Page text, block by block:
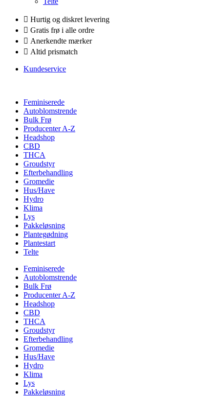
Hurtig og diskret levering
Gratis frø i alle ordre
Anerkendte mærker
Altid prismatch
Kundeservice
Feminiserede
Autoblomstrende
Bulk Frø
Producenter A-Z
Headshop
CBD
THCA
Groudstyr
Efterbehandling
Gromedie
Hus/Have
Hydro
Klima
Lys
Pakkeløsning
Plantegødning
Plantestart
Telte
Feminiserede
Autoblomstrende
Bulk Frø
Producenter A-Z
Headshop
CBD
THCA
Groudstyr
Efterbehandling
Gromedie
Hus/Have
Hydro
Klima
Lys
Pakkeløsning